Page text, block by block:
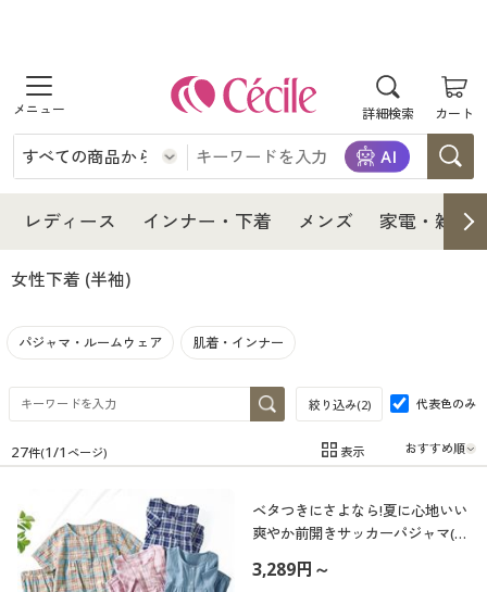
詳細検索 カート
商品を探す
レディース
レディースファッション
女性下着
インナー・下着
インナー・下着通販すべて
女性下着
メンズ下着
ジュニア・ティーンズ下着
メンズ
メンズ通販すべて
メンズファッション
メンズ下着
家電・雑貨
家電・雑貨すべて
家電
キッチン・雑貨・日用品
寝具・インテリア・家具
寝具・インテリア・家具通販すべて
家具・収納
寝具・ベッド
美容・健康
美容・健康通販すべて
美容・健康・サプリメント
制服・スクール
制服・スクールすべて
大きいサイズ
レディース インナー・下着 メンズ 家電・雑貨
女性下着 (半袖)
パジャマ・ルームウェア 肌着・インナー
絞り込み(2) 代表色のみ
在庫 在庫のある商品のみ表示
カテゴリ
27件(1/1 ページ) 表示
ベタつきにさよなら!夏に心地いい
爽やか前開きサッカーパジャマ(綿
3,289円～